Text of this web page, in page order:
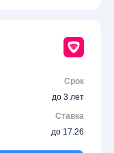
Срок
до 3 лет
Ставка
до 17.26